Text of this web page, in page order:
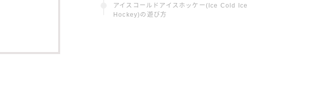
アイスコールドアイスホッケー(Ice Cold Ice
Hockey)の遊び方